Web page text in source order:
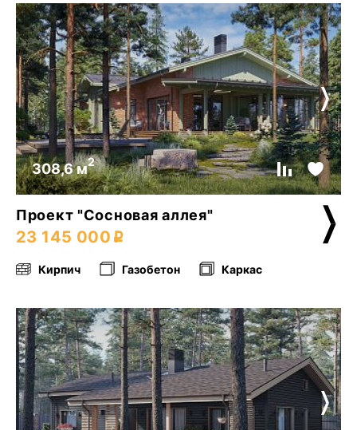
308,6 м2
Проект "Сосновая аллея"
23 145 000
Кирпич Газобетон Каркас